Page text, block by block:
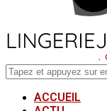
ACCUEIL